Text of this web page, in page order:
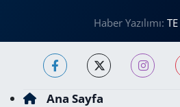
Haber Yazılımı:
Ana Sayfa